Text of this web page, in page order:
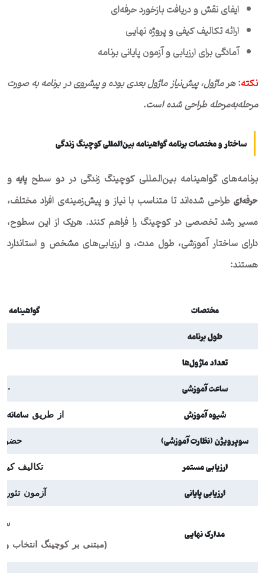
ایفای نقش و دریافت بازخورد حرفه‌ای
ارائه تکالیف کیفی و پروژه نهایی
آمادگی برای ارزیابی و آزمون پایانی برنامه
نکته:هر ماژول، پیش‌نیاز ماژول بعدی بوده و پیشروی در برنامه به صورت
مرحله‌به‌مرحله طراحی شده است.
ساختار و مختصات برنامه گواهینامه بین‌المللی کوچینگ زندگی
برنامه‌های گواهینامه بین‌المللی کوچینگ زندگی در دو سطح پایهو
حرفه‌ای طراحی شده‌اند تا متناسب با نیاز و پیش‌زمینه‌ی افراد مختلف،
مسیر رشد تخصصی در کوچینگ را فراهم کنند. هریک از این سطوح،
دارای ساختار آموزشی، طول مدت، و ارزیابی‌های مشخص و استاندارد
هستند:
مختصات
گواهینامه
طول برنامه
تعداد ماژول‌ها
ساعت آموزشی
۸۰ ساعت
شیوه آموزش از طریق سامانه
سوپرویژن (نظارت آموزشی)
ارزیابی مستمر تکالیف
ارزیابی پایانی آزمون
مدارک نهایی
(مبتنی بر کوچینگ انتخاب